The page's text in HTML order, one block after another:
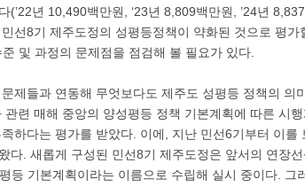
(’22년 10,490백만원, ‘23년 8,809백만원, ’24년
선8기 제주도정의 성평등정책이 약화된 것으로 평
및 과정의 문제점을 점검해 볼 필요가 있다.
제들과 연동해 무엇보다도 제주도 성평등 정책의 의
련 매해 중앙의 양성평등 정책 기본계획에 따른 시
하다는 평가를 받았다. 이에, 지난 민선6기부터 이를
다. 새롭게 구성된 민선8기 제주도정은 앞서의 연장
등 기본계획이라는 이름으로 수립해 실시 중이다. 그